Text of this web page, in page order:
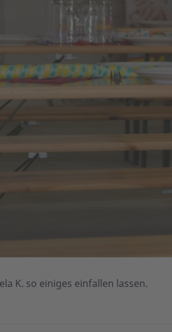
K. so einiges einfallen lassen.